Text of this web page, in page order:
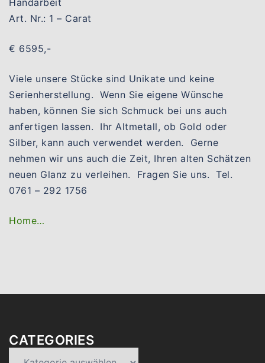
Art. Nr.: 1 – Carat
€ 6595,-
Viele unsere Stücke sind Unikate und keine
Serienherstellung. Wenn Sie eigene Wünsche
haben, können Sie sich Schmuck bei uns auch
anfertigen lassen. Ihr Altmetall, ob Gold oder
Silber, kann auch verwendet werden. Gerne
nehmen wir uns auch die Zeit, Ihren alten Schätzen
neuen Glanz zu verleihen. Fragen Sie uns. Tel.
0761 – 292 1756
Home…
CATEGORIES